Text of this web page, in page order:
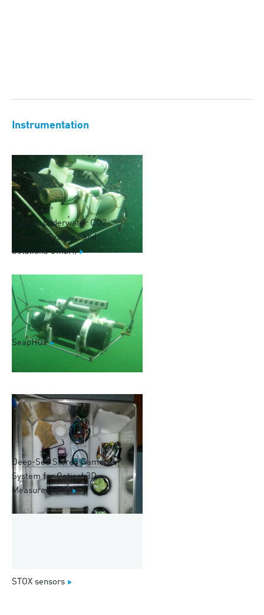
Instrumentation
HydroC underwater CO2
(Contros Systems and
Solutions GmbH)
SeapHOx
Deep-Sea Stereo Camera
System for Optical 3D
Measurements
STOX sensors